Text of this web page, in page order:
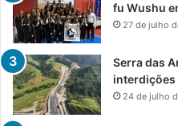
fu Wushu
27 de julho
Serra das
interdições
24 de julho